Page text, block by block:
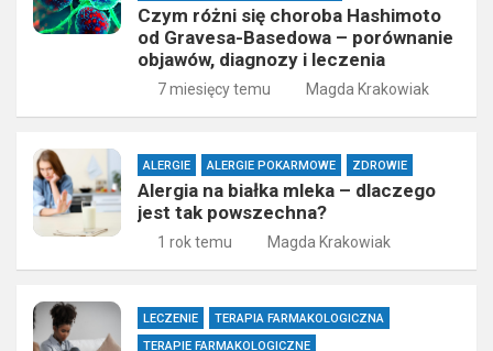
Czym różni się choroba Hashimoto
od Gravesa-Basedowa – porównanie
objawów, diagnozy i leczenia
7 miesięcy temu Magda Krakowiak
ALERGIE ALERGIE POKARMOWE ZDROWIE
Alergia na białka mleka – dlaczego
jest tak powszechna?
1 rok temu Magda Krakowiak
LECZENIE
TERAPIA FARMAKOLOGICZNA
TERAPIE FARMAKOLOGICZNE